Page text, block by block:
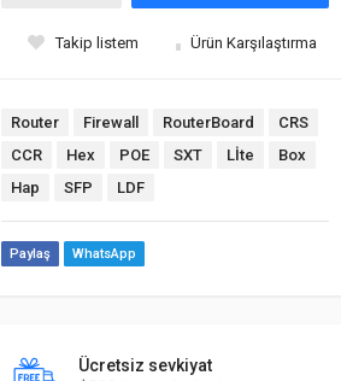
Takip listem Ürün Karşılaştırma
Router Firewall RouterBoard
CRS
CCR
Hex POE SXT Lİte
Box
Hap
SFP LDF
Paylaş WhatsApp
Ücretsiz sevkiyat